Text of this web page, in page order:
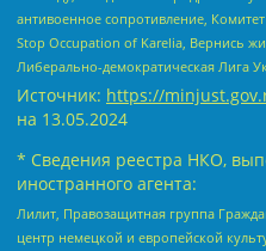
антивоенное сопротивление,
Stop Occupation of Karelia, Вернись
Либерально-демократическая Лига
Источник: https://
на 13.05.2024
* Сведения реестра НКО,
иностранного агента:
Лилит, Правозащитная группа
центр немецкой и европейской